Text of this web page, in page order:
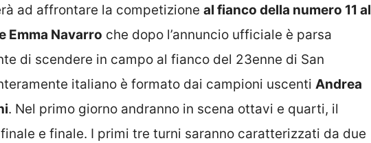
ad affrontare la competizione al fianco della numero 11 al
Emma Navarro che dopo l’annuncio ufficiale è parsa
di scendere in campo al fianco del 23enne di San
italiano è formato dai campioni uscenti Andrea
. Nel primo giorno andranno in scena ottavi e quarti, il
e finale. I primi tre turni saranno caratterizzati da due